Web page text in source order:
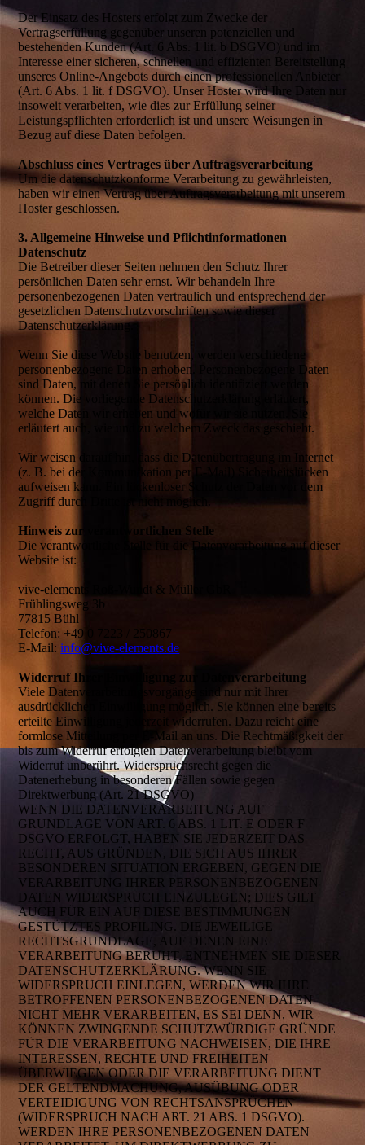
Der Einsatz des Hosters erfolgt zum Zwecke der
Vertragserfüllung gegenüber unseren potenziellen und
bestehenden Kunden (Art. 6 Abs. 1 lit. b DSGVO) und im
Interesse einer sicheren, schnellen und effizienten Bereitstellung
unseres Online-Angebots durch einen professionellen Anbieter
(Art. 6 Abs. 1 lit. f DSGVO). Unser Hoster wird Ihre Daten nur
insoweit verarbeiten, wie dies zur Erfüllung seiner
Leistungspflichten erforderlich ist und unsere Weisungen in
Bezug auf diese Daten befolgen.
Abschluss eines Vertrages über Auftragsverarbeitung
Um die datenschutzkonforme Verarbeitung zu gewährleisten,
haben wir einen Vertrag über Auftragsverarbeitung mit unserem
Hoster geschlossen.
3. Allgemeine Hinweise und Pflichtinformationen
Datenschutz
Die Betreiber dieser Seiten nehmen den Schutz Ihrer
persönlichen Daten sehr ernst. Wir behandeln Ihre
personenbezogenen Daten vertraulich und entsprechend der
gesetzlichen Datenschutzvorschriften sowie dieser
Datenschutzerklärung.
Wenn Sie diese Website benutzen, werden verschiedene
personenbezogene Daten erhoben. Personenbezogene Daten
sind Daten, mit denen Sie persönlich identifiziert werden
können. Die vorliegende Datenschutzerklärung erläutert,
welche Daten wir erheben und wofür wir sie nutzen. Sie
erläutert auch, wie und zu welchem Zweck das geschieht.
Wir weisen darauf hin, dass die Datenübertragung im Internet
(z. B. bei der Kommunikation per E-Mail) Sicherheitslücken
aufweisen kann. Ein lückenloser Schutz der Daten vor dem
Zugriff durch Dritte ist nicht möglich.
Hinweis zur verantwortlichen Stelle
Die verantwortliche Stelle für die Datenverarbeitung auf dieser
Website ist:
vive-elements Roß-Wundt & Müller GbR
Frühlingsweg 3b
77815 Bühl
Telefon: +49 0 7223 / 250867
E-Mail:info@vive-elements.de
Widerruf Ihrer Einwilligung zur Datenverarbeitung
Viele Datenverarbeitungsvorgänge sind nur mit Ihrer
ausdrücklichen Einwilligung möglich. Sie können eine bereits
erteilte Einwilligung jederzeit widerrufen. Dazu reicht eine
formlose Mitteilung per E-Mail an uns. Die Rechtmäßigkeit der
bis zum Widerruf erfolgten Datenverarbeitung bleibt vom
Widerruf unberührt. Widerspruchsrecht gegen die
Datenerhebung in besonderen Fällen sowie gegen
Direktwerbung (Art. 21 DSGVO)
WENN DIE DATENVERARBEITUNG AUF
GRUNDLAGE VON ART. 6 ABS. 1 LIT. E ODER F
DSGVO ERFOLGT, HABEN SIE JEDERZEIT DAS
RECHT, AUS GRÜNDEN, DIE SICH AUS IHRER
BESONDEREN SITUATION ERGEBEN, GEGEN DIE
VERARBEITUNG IHRER PERSONENBEZOGENEN
DATEN WIDERSPRUCH EINZULEGEN; DIES GILT
AUCH FÜR EIN AUF DIESE BESTIMMUNGEN
GESTÜTZTES PROFILING. DIE JEWEILIGE
RECHTSGRUNDLAGE, AUF DENEN EINE
VERARBEITUNG BERUHT, ENTNEHMEN SIE DIESER
DATENSCHUTZERKLÄRUNG. WENN SIE
WIDERSPRUCH EINLEGEN, WERDEN WIR IHRE
BETROFFENEN PERSONENBEZOGENEN DATEN
NICHT MEHR VERARBEITEN, ES SEI DENN, WIR
KÖNNEN ZWINGENDE SCHUTZWÜRDIGE GRÜNDE
FÜR DIE VERARBEITUNG NACHWEISEN, DIE IHRE
INTERESSEN, RECHTE UND FREIHEITEN
ÜBERWIEGEN ODER DIE VERARBEITUNG DIENT
DER GELTENDMACHUNG, AUSÜBUNG ODER
VERTEIDIGUNG VON RECHTSANSPRÜCHEN
(WIDERSPRUCH NACH ART. 21 ABS. 1 DSGVO).
WERDEN IHRE PERSONENBEZOGENEN DATEN